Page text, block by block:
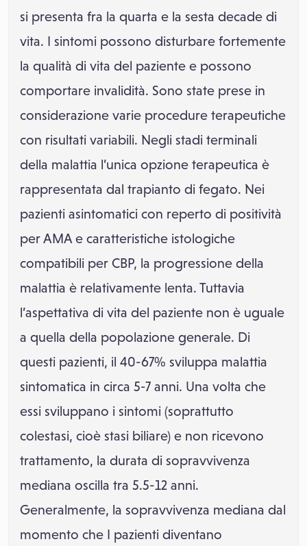
si presenta fra la quarta e la sesta decade di
vita. I sintomi possono disturbare fortemente
la qualità di vita del paziente e possono
comportare invalidità. Sono state prese in
considerazione varie procedure terapeutiche
con risultati variabili. Negli stadi terminali
della malattia l’unica opzione terapeutica è
rappresentata dal trapianto di fegato. Nei
pazienti asintomatici con reperto di positività
per AMA e caratteristiche istologiche
compatibili per CBP, la progressione della
malattia è relativamente lenta. Tuttavia
l’aspettativa di vita del paziente non è uguale
a quella della popolazione generale. Di
questi pazienti, il 40-67% sviluppa malattia
sintomatica in circa 5-7 anni. Una volta che
essi sviluppano i sintomi (soprattutto
colestasi, cioè stasi biliare) e non ricevono
trattamento, la durata di sopravvivenza
mediana oscilla tra 5.5-12 anni.
Generalmente, la sopravvivenza mediana dal
momento che I pazienti diventano